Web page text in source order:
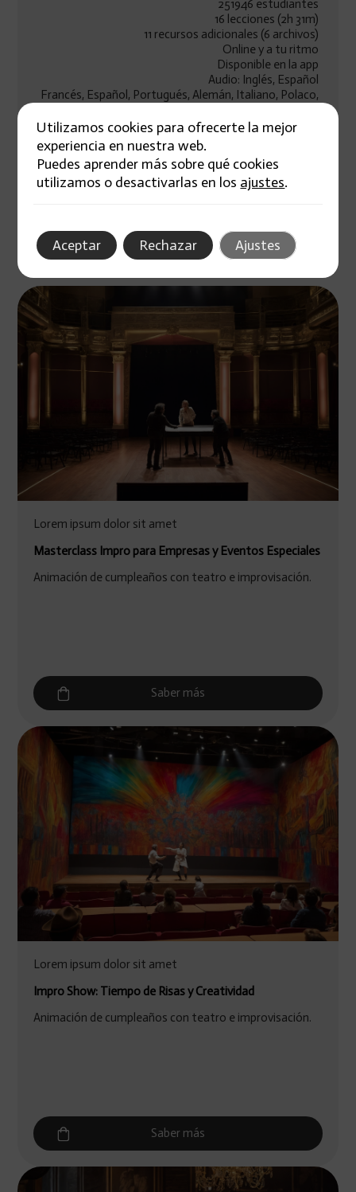
251946 estudiantes
16 lecciones (2h 31m)
11 recursos adicionales (6 archivos)
Online y a tu ritmo
Disponible en la app
Audio: Inglés, Español
Francés, Español, Portugués, Alemán, Italiano, Polaco,
Nivel: Iniciación
Acceso ilimitado para siempre
Cursos relacionados
Lorem ipsum dolor sit amet
Masterclass Impro para Empresas y Eventos Especiales
Animación de cumpleaños con teatro e improvisación.
Saber más
Lorem ipsum dolor sit amet
Impro Show: Tiempo de Risas y Creatividad
Animación de cumpleaños con teatro e improvisación.
Saber más
Utilizamos cookies para ofrecerte la mejor
experiencia en nuestra web.
Puedes aprender más sobre qué cookies
utilizamos o desactivarlas en los ajustes.
Aceptar Rechazar Ajustes